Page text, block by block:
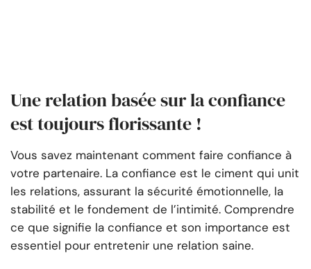
Une relation basée sur la confiance
est toujours florissante !
Vous savez maintenant comment faire confiance à
votre partenaire. La confiance est le ciment qui unit
les relations, assurant la sécurité émotionnelle, la
stabilité et le fondement de l’intimité. Comprendre
ce que signifie la confiance et son importance est
essentiel pour entretenir une relation saine.